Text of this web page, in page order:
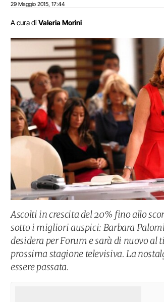
29 Maggio 2015 17:44
A cura di Valeria Morini
Ascolti in crescita del 20% fino allo
sotto i migliori auspici: Barbara
desidera per Forum e sarà di nuovo
prossima stagione televisiva. La
essere passata.